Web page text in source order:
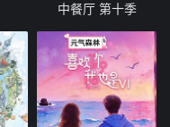
中餐厅 第十季